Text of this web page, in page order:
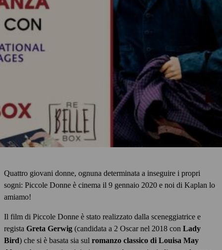
Quattro giovani donne, ognuna determinata a inseguire i propri
sogni: Piccole Donne è cinema il 9 gennaio 2020 e noi di Kaplan lo
amiamo!
Il film di Piccole Donne è stato realizzato dalla sceneggiatrice e
regista Greta Gerwig (candidata a 2 Oscar nel 2018 con Lady
Bird) che si è basata sia sul romanzo classico di Louisa May